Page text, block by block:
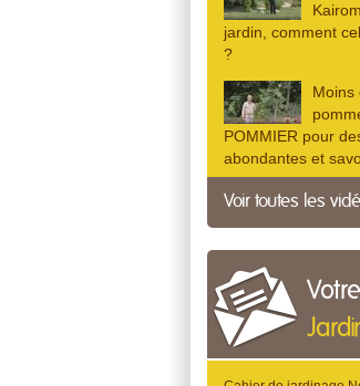
jardin, comment
?
Moins
POMMIER pour
abondantes et
Voir toutes les
Votre